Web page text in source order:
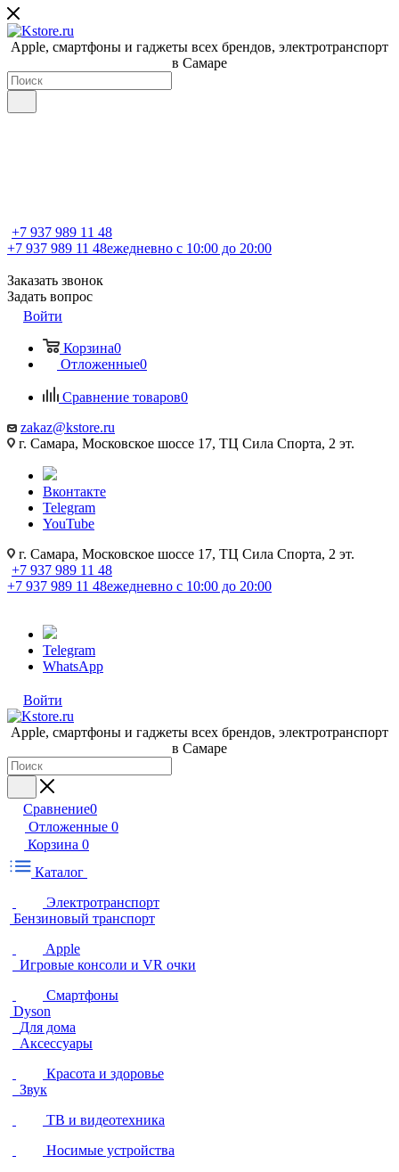
Apple, cмартфоны и гаджеты всех брендов, электротранспорт
в Самаре
+7 937 989 11 48
+7 937 989 11 48ежедневно с 10:00 до 20:00
Заказать звонок
Задать вопрос
Войти
Корзина0
Отложенные0
Сравнение товаров0
zakaz@kstore.ru
г. Самара, Московское шоссе 17, ТЦ Сила Спорта, 2 эт.
Вконтакте
Telegram
YouTube
г. Самара, Московское шоссе 17, ТЦ Сила Спорта, 2 эт.
+7 937 989 11 48
+7 937 989 11 48ежедневно с 10:00 до 20:00
Telegram
WhatsApp
Войти
Apple, cмартфоны и гаджеты всех брендов, электротранспорт
в Самаре
Сравнение0
Отложенные 0
Корзина 0
Каталог
Электротранспорт
Бензиновый транспорт
Apple
Игровые консоли и VR очки
Смартфоны
Dyson
Для дома
Аксессуары
Красота и здоровье
Звук
ТВ и видеотехника
Носимые устройства